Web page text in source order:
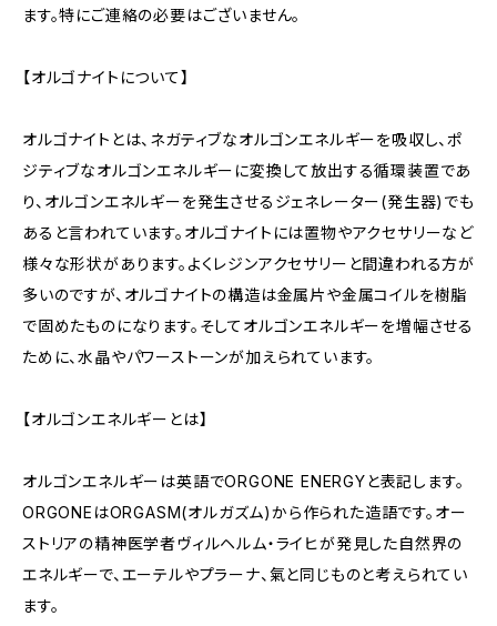
ます。特にご連絡の必要はございません。
【オルゴナイトについて】
オルゴナイトとは、ネガティブなオルゴンエネルギーを吸収し、ポ
ジティブなオルゴンエネルギーに変換して放出する循環装置であ
り、オルゴンエネルギーを発生させるジェネレーター(発生器)でも
あると言われています。オルゴナイトには置物やアクセサリーなど
様々な形状があります。よくレジンアクセサリーと間違われる方が
多いのですが、オルゴナイトの構造は金属片や金属コイルを樹脂
で固めたものになります。そしてオルゴンエネルギーを増幅させる
ために、水晶やパワーストーンが加えられています。
【オルゴンエネルギーとは】
オルゴンエネルギーは英語でORGONE ENERGYと表記します。
ORGONEはORGASM(オルガズム)から作られた造語です。オー
ストリアの精神医学者ヴィルヘルム・ライヒが発見した自然界の
エネルギーで、エーテルやプラーナ、氣と同じものと考えられてい
ます。